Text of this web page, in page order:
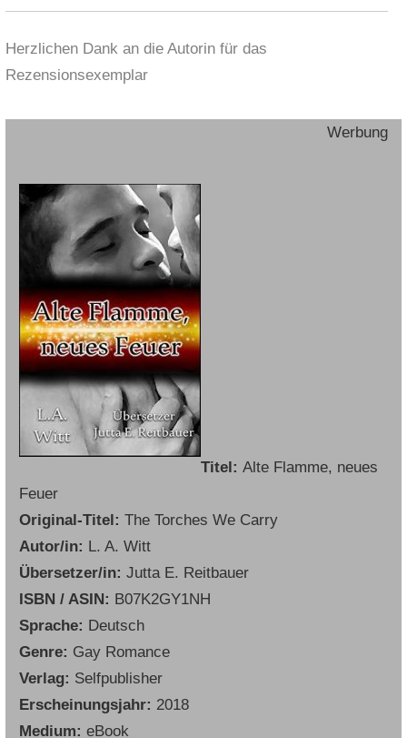
Herzlichen Dank an die Autorin für das
Rezensionsexemplar
Werbung
Titel:Alte Flamme, neues
Feuer
Original-Titel:The Torches We Carry
Autor/in: L. A. Witt
Übersetzer/in:Jutta E. Reitbauer
ISBN / ASIN: B07K2GY1NH
Sprache: Deutsch
Genre: Gay Romance
Verlag: Selfpublisher
Erscheinungsjahr: 2018
Medium:eBook